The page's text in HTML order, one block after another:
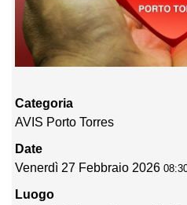
Categoria
AVIS Porto Torres
Date
Venerdì 27 Febbraio 2026
Luogo